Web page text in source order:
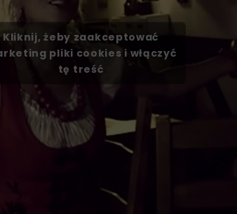
Kliknij, żeby zaakceptować
pliki cookies i włączyć
tę treść